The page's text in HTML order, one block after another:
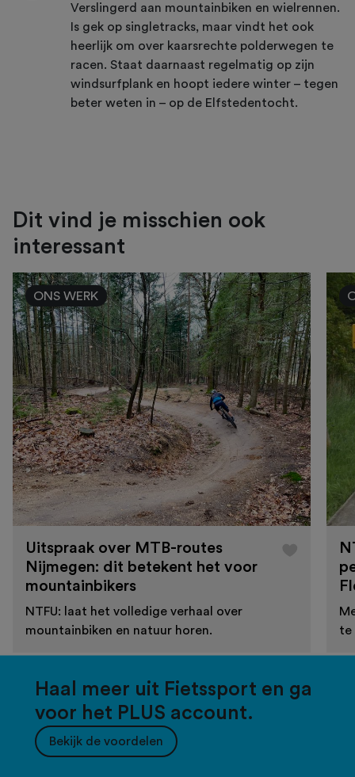
Verslingerd aan mountainbiken en wielrennen.
Is gek op singletracks, maar vindt het ook
heerlijk om over kaarsrechte polderwegen te
racen. Staat daarnaast regelmatig op zijn
windsurfplank en hoopt iedere winter – tegen
beter weten in – op de Elfstedentocht.
Dit vind je misschien ook
interessant
ONS WERK
Uitspraak over MTB-routes
Nijmegen: dit betekent het voor
mountainbikers
NTFU: laat het volledige verhaal over
mountainbiken en natuur horen.
te
Haal meer uit Fietssport en ga
voor het PLUS account.
Bekijk de voordelen